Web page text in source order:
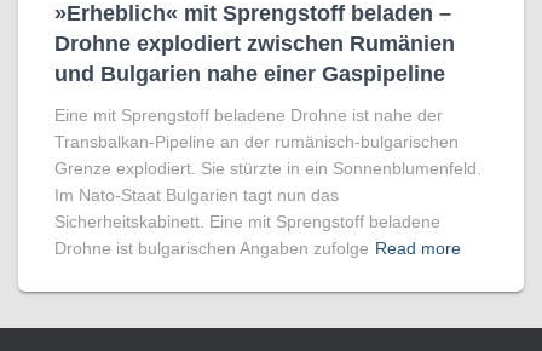
»Erheblich« mit Sprengstoff beladen –
Drohne explodiert zwischen Rumänien
und Bulgarien nahe einer Gaspipeline
Eine mit Sprengstoff beladene Drohne ist nahe der
Transbalkan-Pipeline an der rumänisch-bulgarischen
Grenze explodiert. Sie stürzte in ein Sonnenblumenfeld.
Im Nato-Staat Bulgarien tagt nun das
Sicherheitskabinett. Eine mit Sprengstoff beladene
Drohne ist bulgarischen Angaben zufolge Read more